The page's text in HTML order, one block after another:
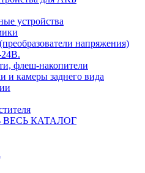
устройства
напряжения)
флеш-накопители
и камеры заднего вида
ВЕСЬ КАТАЛОГ